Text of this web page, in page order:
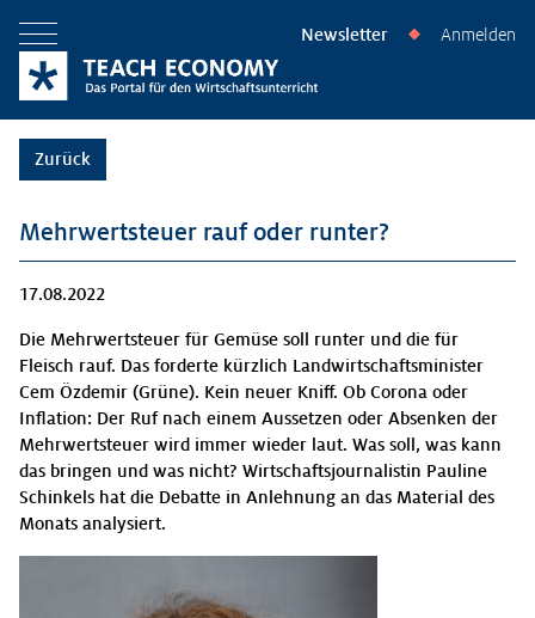
Menü öffnen Newsletter ◆ Anmelden
Zurück
Mehrwertsteuer rauf oder runter?
17.08.2022
Die Mehrwertsteuer für Gemüse soll runter und die für
Fleisch rauf. Das forderte kürzlich Landwirtschaftsminister
Cem Özdemir (Grüne). Kein neuer Kniff. Ob Corona oder
Inflation: Der Ruf nach einem Aussetzen oder Absenken der
Mehrwertsteuer wird immer wieder laut. Was soll, was kann
das bringen und was nicht? Wirtschaftsjournalistin Pauline
Schinkels hat die Debatte in Anlehnung an das Material des
Monats analysiert.